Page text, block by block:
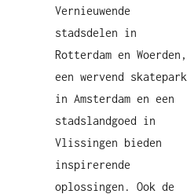
Vernieuwende
stadsdelen in
Rotterdam en Woerden,
een wervend skatepark
in Amsterdam en een
stadslandgoed in
Vlissingen bieden
inspirerende
oplossingen. Ook de